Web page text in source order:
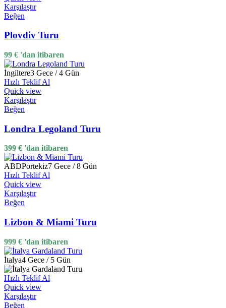
Karşılaştır
Beğen
Plovdiv Turu
99 € 'dan itibaren
İngiltere3 Gece / 4 Gün
Hızlı Teklif Al
Quick view
Karşılaştır
Beğen
Londra Legoland Turu
399 € 'dan itibaren
ABDPortekiz7 Gece / 8 Gün
Hızlı Teklif Al
Quick view
Karşılaştır
Beğen
Lizbon & Miami Turu
999 € 'dan itibaren
İtalya4 Gece / 5 Gün
Hızlı Teklif Al
Quick view
Karşılaştır
Beğen